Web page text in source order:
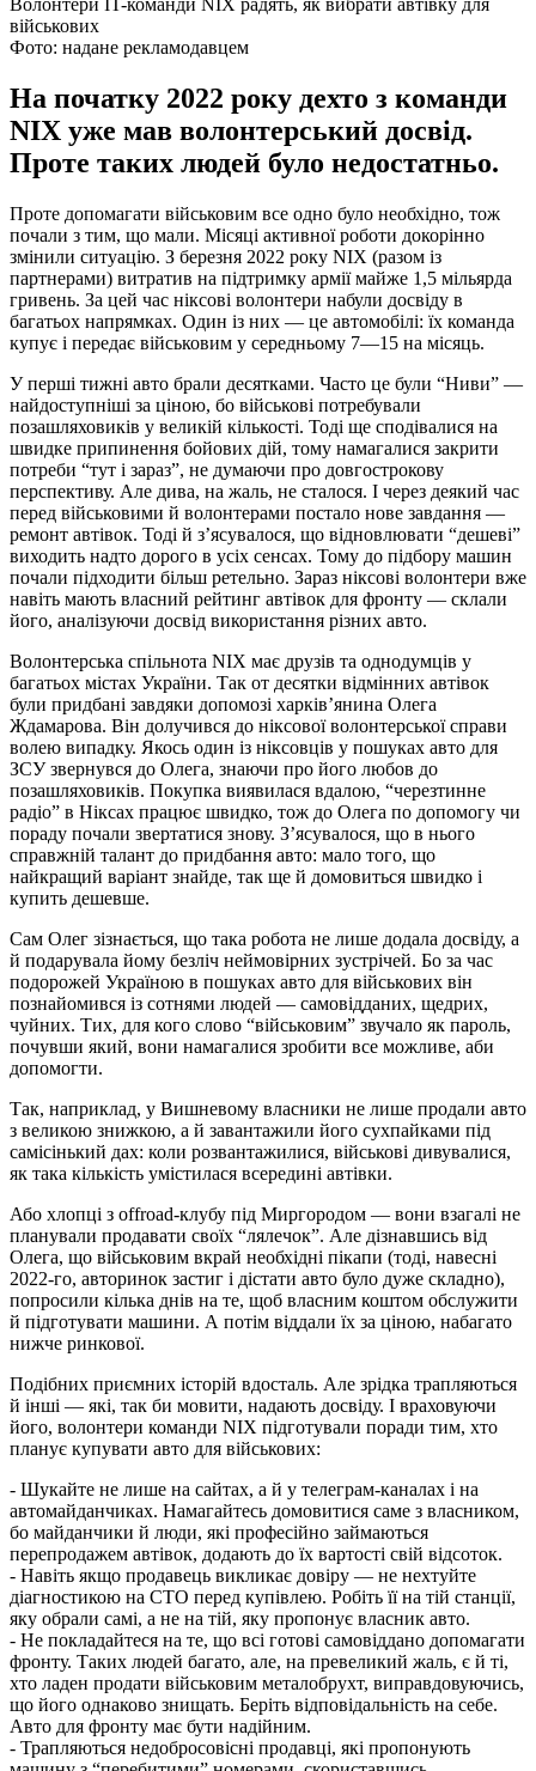
Фото: надане рекламодавцем
На початку 2022 року дехто з команди
NIX уже мав волонтерський досвід.
Проте таких людей було недостатньо.
Проте допомагати військовим все одно було необхідно, тож
почали з тим, що мали. Місяці активної роботи докорінно
змінили ситуацію. З березня 2022 року NIX (разом із
партнерами) витратив на підтримку армії майже 1,5 мільярда
гривень. За цей час ніксові волонтери набули досвіду в
багатьох напрямках. Один із них — це автомобілі: їх команда
купує і передає військовим у середньому 7—15 на місяць.
У перші тижні авто брали десятками. Часто це були “Ниви” —
найдоступніші за ціною, бо військові потребували
позашляховиків у великій кількості. Тоді ще сподівалися на
швидке припинення бойових дій, тому намагалися закрити
потреби “тут і зараз”, не думаючи про довгострокову
перспективу. Але дива, на жаль, не сталося. І через деякий час
перед військовими й волонтерами постало нове завдання —
ремонт автівок. Тоді й з’ясувалося, що відновлювати “дешеві”
виходить надто дорого в усіх сенсах. Тому до підбору машин
почали підходити більш ретельно. Зараз ніксові волонтери вже
навіть мають власний рейтинг автівок для фронту — склали
його, аналізуючи досвід використання різних авто.
Волонтерська спільнота NIX має друзів та однодумців у
багатьох містах України. Так от десятки відмінних автівок
були придбані завдяки допомозі харків’янина Олега
Ждамарова. Він долучився до ніксової волонтерської справи
волею випадку. Якось один із ніксовців у пошуках авто для
ЗСУ звернувся до Олега, знаючи про його любов до
позашляховиків. Покупка виявилася вдалою, “черезтинне
радіо” в Ніксах працює швидко, тож до Олега по допомогу чи
пораду почали звертатися знову. З’ясувалося, що в нього
справжній талант до придбання авто: мало того, що
найкращий варіант знайде, так ще й домовиться швидко і
купить дешевше.
Сам Олег зізнається, що така робота не лише додала досвіду, а
й подарувала йому безліч неймовірних зустрічей. Бо за час
подорожей Україною в пошуках авто для військових він
познайомився із сотнями людей — самовідданих, щедрих,
чуйних. Тих, для кого слово “військовим” звучало як пароль,
почувши який, вони намагалися зробити все можливе, аби
допомогти.
Так, наприклад, у Вишневому власники не лише продали авто
з великою знижкою, а й завантажили його сухпайками під
самісінький дах: коли розвантажилися, військові дивувалися,
як така кількість умістилася всередині автівки.
Або хлопці з offroad-клубу під Миргородом — вони взагалі не
планували продавати своїх “лялечок”. Але дізнавшись від
Олега, що військовим вкрай необхідні пікапи (тоді, навесні
2022-го, авторинок застиг і дістати авто було дуже складно),
попросили кілька днів на те, щоб власним коштом обслужити
й підготувати машини. А потім віддали їх за ціною, набагато
нижче ринкової.
Подібних приємних історій вдосталь. Але зрідка трапляються
й інші — які, так би мовити, надають досвіду. І враховуючи
його, волонтери команди NIX підготували поради тим, хто
планує купувати авто для військових:
- Шукайте не лише на сайтах, а й у телеграм-каналах і на
автомайданчиках. Намагайтесь домовитися саме з власником,
бо майданчики й люди, які професійно займаються
перепродажем автівок, додають до їх вартості свій відсоток.
- Навіть якщо продавець викликає довіру — не нехтуйте
діагностикою на СТО перед купівлею. Робіть її на тій станції,
яку обрали самі, а не на тій, яку пропонує власник авто.
- Не покладайтеся на те, що всі готові самовіддано допомагати
фронту. Таких людей багато, але, на превеликий жаль, є й ті,
хто ладен продати військовим металобрухт, виправдовуючись,
що його однаково знищать. Беріть відповідальність на себе.
Авто для фронту має бути надійним.
- Трапляються недобросовісні продавці, які пропонують